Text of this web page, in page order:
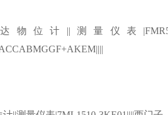
物位计 ||测量仪表